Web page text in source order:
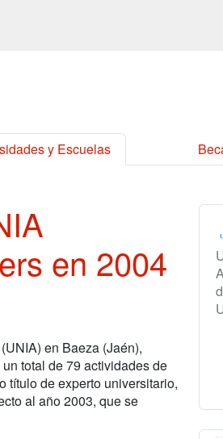
y Escuelas
en 2004
(UNIA) en Baeza (Jaén),
total de 79 actividades de
título de experto universitario,
al año 2003, que se